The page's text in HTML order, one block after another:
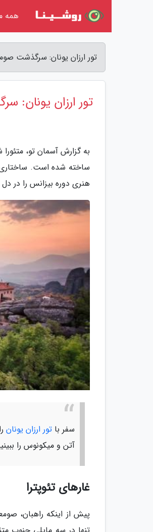
تور ارزان یونان: سرگذشت
تور ارزان یونان:
به گزارش آسمان تو،
ساخته شده است. ساختاری
هنری دوره بیزانس را در
سفر با تور ارزان یونان
آتن و میکونوس را
غارهای تئوپترا
پیش از اینکه راهبان،
همه